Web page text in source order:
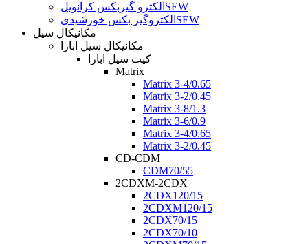
الکترو گیربکس کرانویلSEW
الکتروگیر بکس خورشیدیSEW
مکانیکال سیل
مکانیکال سیل ابارا
کیت سیل ابارا
Matrix
Matrix 3-4/0.65
Matrix 3-2/0.45
Matrix 3-8/1.3
Matrix 3-6/0.9
Matrix 3-4/0.65
Matrix 3-2/0.45
CD-CDM
CDM70/55
2CDXM-2CDX
2CDX120/15
2CDXM120/15
2CDX70/15
2CDX70/10